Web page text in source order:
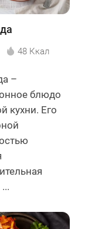
48 Ккал
–
блюдо
кухни. Его